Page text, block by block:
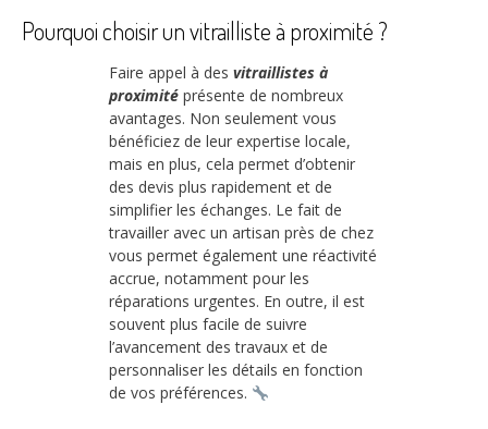
Pourquoi choisir un vitrailliste à proximité ?
Faire appel à des vitraillistes à
proximité présente de nombreux
avantages. Non seulement vous
bénéficiez de leur expertise locale,
mais en plus, cela permet d’obtenir
des devis plus rapidement et de
simplifier les échanges. Le fait de
travailler avec un artisan près de chez
vous permet également une réactivité
accrue, notamment pour les
réparations urgentes. En outre, il est
souvent plus facile de suivre
l’avancement des travaux et de
personnaliser les détails en fonction
de vos préférences.